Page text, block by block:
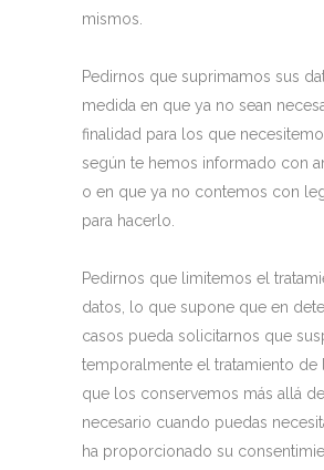
mismos.
Pedirnos que suprimamos sus
medida en que ya no sean
finalidad para los que
según te hemos informado con
o en que ya no contemos con
para hacerlo.
Pedirnos que limitemos el
datos, lo que supone que en
casos pueda solicitarnos que
temporalmente el tratamiento de
que los conservemos más allá
necesario cuando puedas
ha proporcionado su